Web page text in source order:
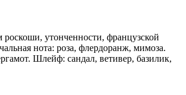
утонченности, французской
нота: роза, флердоранж, мимоза.
Шлейф: сандал, ветивер, базилик,